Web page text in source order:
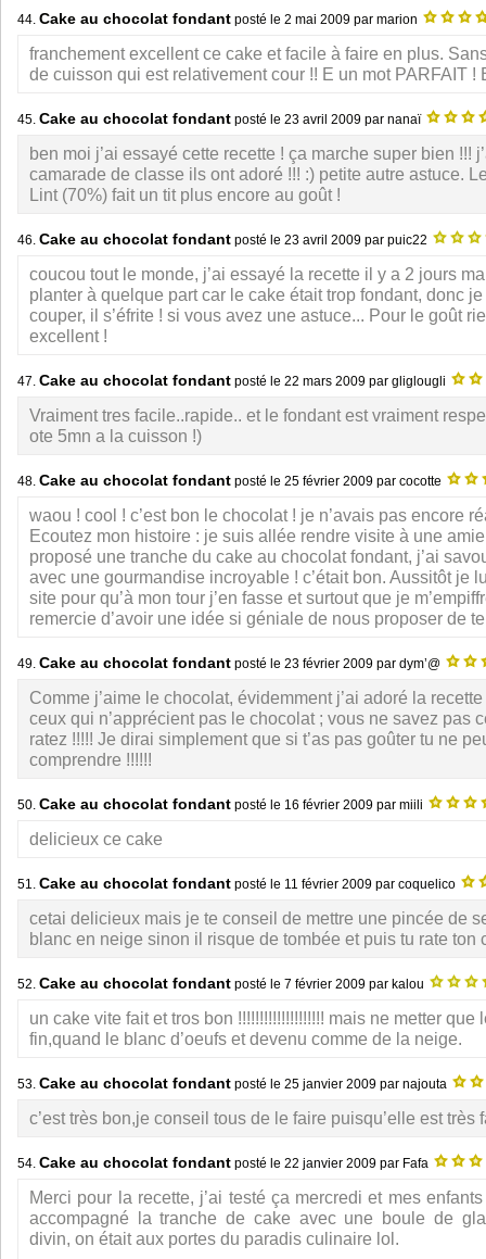
44. Cake au chocolat fondant posté le 2 mai 2009 par marion
franchement excellent ce cake et facile à faire en plus.
de cuisson qui est relativement cour !! E un mot PARFAIT !
45. Cake au chocolat fondant posté le 23 avril 2009 par nanaï
ben moi j’ai essayé cette recette ! ça marche super bien !!!
camarade de classe ils ont adoré !!! :) petite autre astuce.
Lint (70%) fait un tit plus encore au goût !
46. Cake au chocolat fondant posté le 23 avril 2009 par puic22
coucou tout le monde, j’ai essayé la recette il y a 2 jours
planter à quelque part car le cake était trop fondant, donc je
couper, il s’éfrite ! si vous avez une astuce... Pour le goût
excellent !
47. Cake au chocolat fondant posté le 22 mars 2009 par gliglougli
Vraiment tres facile..rapide.. et le fondant est vraiment
ote 5mn a la cuisson !)
48. Cake au chocolat fondant posté le 25 février 2009 par cocotte
waou ! cool ! c’est bon le chocolat ! je n’avais pas encore
Ecoutez mon histoire : je suis allée rendre visite à une amie
proposé une tranche du cake au chocolat fondant, j’ai
avec une gourmandise incroyable ! c’était bon. Aussitôt je
site pour qu’à mon tour j’en fasse et surtout que je
remercie d’avoir une idée si géniale de nous proposer de
49. Cake au chocolat fondant posté le 23 février 2009 par dym’@
Comme j’aime le chocolat, évidemment j’ai adoré la
ceux qui n’apprécient pas le chocolat ; vous ne savez pas
ratez !!!!! Je dirai simplement que si t’as pas goûter tu ne
comprendre !!!!!!
50. Cake au chocolat fondant posté le 16 février 2009 par miili
delicieux ce cake
51. Cake au chocolat fondant posté le 11 février 2009 par coquelico
cetai delicieux mais je te conseil de mettre une pincée de
blanc en neige sinon il risque de tombée et puis tu rate ton
52. Cake au chocolat fondant posté le 7 février 2009 par kalou
un cake vite fait et tros bon !!!!!!!!!!!!!!!!!!!! mais ne metter que
fin,quand le blanc d’oeufs et devenu comme de la neige.
53. Cake au chocolat fondant posté le 25 janvier 2009 par najouta
c’est très bon,je conseil tous de le faire puisqu’elle est très
54. Cake au chocolat fondant posté le 22 janvier 2009 par Fafa
Merci pour la recette, j’ai testé ça mercredi et mes
accompagné la tranche de cake avec une boule de
divin, on était aux portes du paradis culinaire lol.